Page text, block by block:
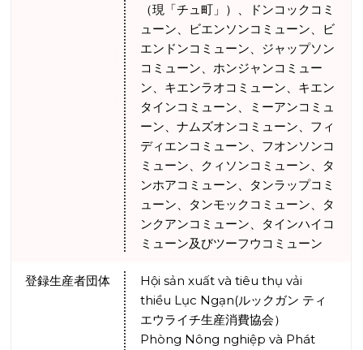
（現「チュ町」）、ドンコックコミ
ューン、ビエンソンコミューン、ビ
エンドンコミューン、ジャップソン
コミューン、ホンジャンコミュー
ン、キエンラオコミューン、キエン
タインコミューン、ミーアンコミュ
ーン、ナムズオンコミューン、フィ
ディエンコミューン、フオンソンコ
ミューン、クィソンコミューン、タ
ンホアコミューン、タンラップコミ
ューン、タンモックコミューン、タ
ンクアンコミューン、タインハイコ
ミューン及びツーフウコミューン
登録生産者団体
Hội sản xuất và tiêu thụ vải
thiều Lục Ngạn(ルックガン ティ
エウライチ生産消費協会）
Phòng Nông nghiệp và Phát